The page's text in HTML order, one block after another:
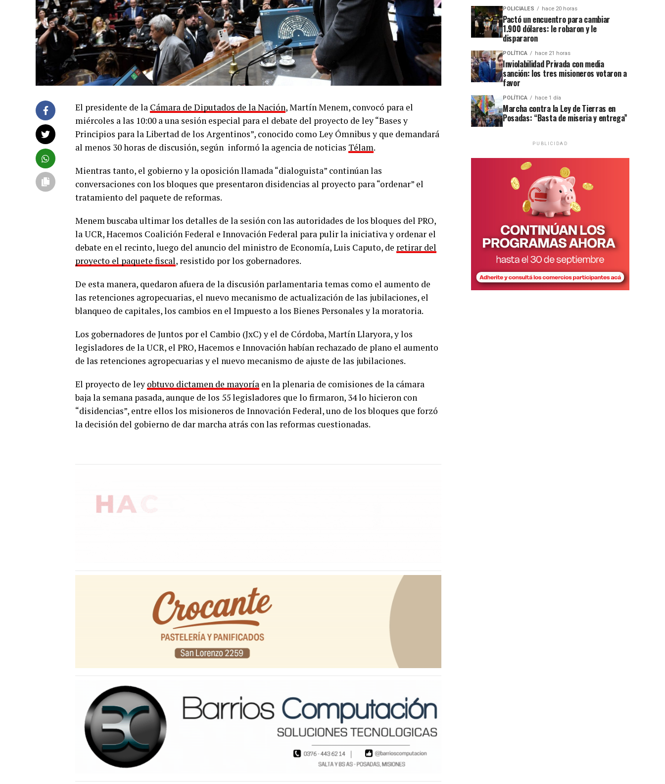
El presidente de la Cámara de Diputados de la Nación, Martín Menem, convocó para el
miércoles a las 10:00 a una sesión especial para el debate del proyecto de ley “Bases y
Principios para la Libertad de los Argentinos”, conocido como Ley Ómnibus y que demandará
al menos 30 horas de discusión, según informó la agencia de noticias Télam.
Mientras tanto, el gobierno y la oposición llamada “dialoguista” continúan las
conversaciones con los bloques que presentaron disidencias al proyecto para “ordenar” el
tratamiento del paquete de reformas.
Menem buscaba ultimar los detalles de la sesión con las autoridades de los bloques del PRO,
la UCR, Hacemos Coalición Federal e Innovación Federal para pulir la iniciativa y ordenar el
debate en el recinto, luego del anuncio del ministro de Economía, Luis Caputo, de retirar del
proyecto el paquete fiscal, resistido por los gobernadores.
De esta manera, quedaron afuera de la discusión parlamentaria temas como el aumento de
las retenciones agropecuarias, el nuevo mecanismo de actualización de las jubilaciones, el
blanqueo de capitales, los cambios en el Impuesto a los Bienes Personales y la moratoria.
Los gobernadores de Juntos por el Cambio (JxC) y el de Córdoba, Martín Llaryora, y los
legisladores de la UCR, el PRO, Hacemos e Innovación habían rechazado de plano el aumento
de las retenciones agropecuarias y el nuevo mecanismo de ajuste de las jubilaciones.
El proyecto de ley obtuvo dictamen de mayoría en la plenaria de comisiones de la cámara
baja la semana pasada, aunque de los 55 legisladores que lo firmaron, 34 lo hicieron con
“disidencias”, entre ellos los misioneros de Innovación Federal, uno de los bloques que forzó
la decisión del gobierno de dar marcha atrás con las reformas cuestionadas.
POLICIALES hace 20 horas
Pactó un encuentro para cambiar
1.900 dólares: le robaron y le
dispararon
POLÍTICA hace 21 horas
Inviolabilidad Privada con media
sanción: los tres misioneros votaron a
favor
POLÍTICA hace 1 día
Marcha contra la Ley de Tierras en
Posadas: “Basta de miseria y entrega”
PUBLICIDAD